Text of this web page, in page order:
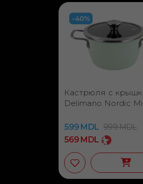
-40%
Кастрюля с
Delimano Nordic
599 MDL 999MDL
569 MDL